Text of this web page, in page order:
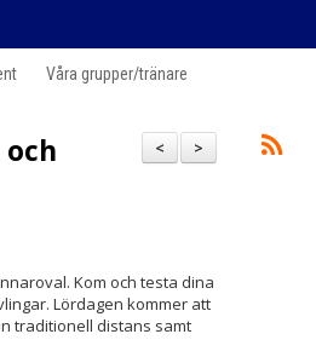
Våra grupper/tränare
>
<
Kom och testa dina
Lördagen kommer att
traditionell distans samt